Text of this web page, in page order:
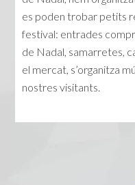
es poden trobar petits
festival: entrades
de Nadal, samarretes,
el mercat, s’organitza
nostres visitants.